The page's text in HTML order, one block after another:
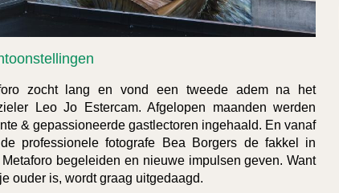
zocht lang en vond een tweede adem na het
Leo Jo Estercam. Afgelopen maanden werden
& gepassioneerde gastlectoren ingehaald. En vanaf
professionele fotografe Bea Borgers de fakkel in
begeleiden en nieuwe impulsen geven. Want
ouder is, wordt graag uitgedaagd.